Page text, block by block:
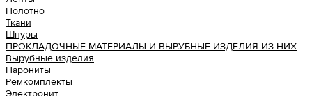
Полотно
Ткани
Шнуры
ПРОКЛАДОЧНЫЕ МАТЕРИАЛЫ И ВЫРУБНЫЕ ИЗДЕЛИЯ ИЗ НИХ
Вырубные изделия
Парониты
Ремкомплекты
Электронит